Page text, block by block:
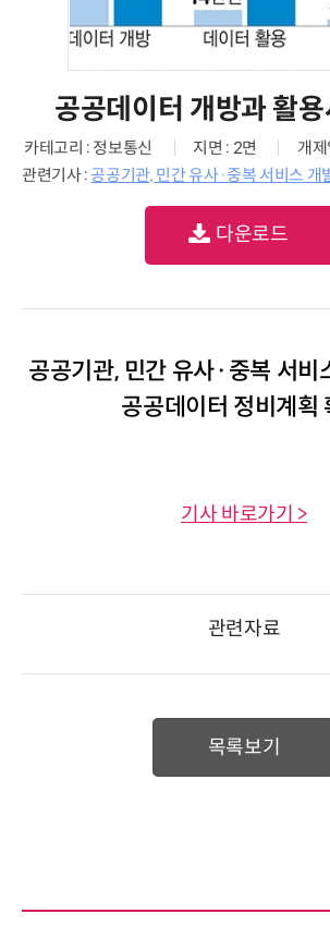
공공데이터 개방과 활용
카테고리 : 정보통신 지면 : 2면
개
관련기사 :공공기관, 민간 유사·중복 서비스 개발 금지…공
다운로드
공공기관, 민간 유사·중복 서
공공데이터 정비계획
기사 바로가기 >
관련자료
목록보기